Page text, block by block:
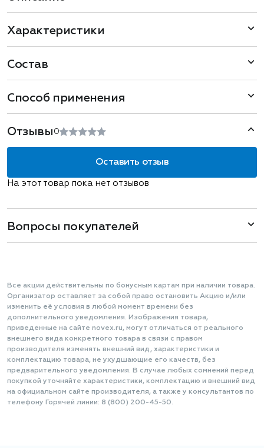
Характеристики
Состав
Способ применения
Отзывы 0
Оставить отзыв
На этот товар пока нет отзывов
Вопросы покупателей
Все акции действительны по бонусным картам при наличии товара.
Организатор оставляет за собой право остановить Акцию и/или
изменить её условия в любой момент времени без
дополнительного уведомления. Изображения товара,
приведенные на сайте novex.ru, могут отличаться от реального
внешнего вида конкретного товара в связи с правом
производителя изменять внешний вид, характеристики и
комплектацию товара, не ухудшающие его качеств, без
предварительного уведомления. В случае любых сомнений перед
покупкой уточняйте характеристики, комплектацию и внешний вид
на официальном сайте производителя, а также у консультантов по
телефону Горячей линии: 8 (800) 200-45-50.